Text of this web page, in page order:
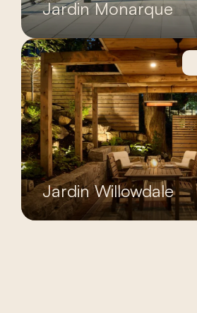
Jardin Monarque
Jardin Willowdale